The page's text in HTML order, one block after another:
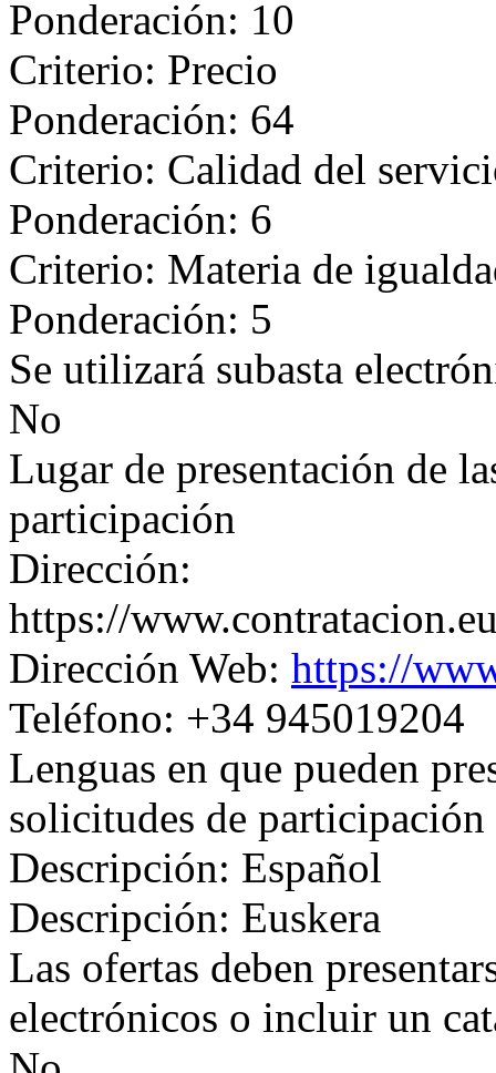
Ponderación: 10
Criterio: Precio
Ponderación: 64
Criterio: Calidad del
Ponderación: 6
Criterio: Materia de
Ponderación: 5
Se utilizará subasta
No
Lugar de presentación de
participación
Dirección:
https://
Dirección Web: https://
Teléfono: +34 945019204
Lenguas en que pueden
solicitudes de participación
Descripción: Español
Descripción: Euskera
Las ofertas deben
electrónicos o incluir un